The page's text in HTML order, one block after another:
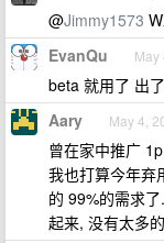
@Jimmy1573
EvanQu May
beta 就用了 出
Aary May 4,
曾在家中推广
我也打算今年弃
的 99%的需求
起来, 没有太多